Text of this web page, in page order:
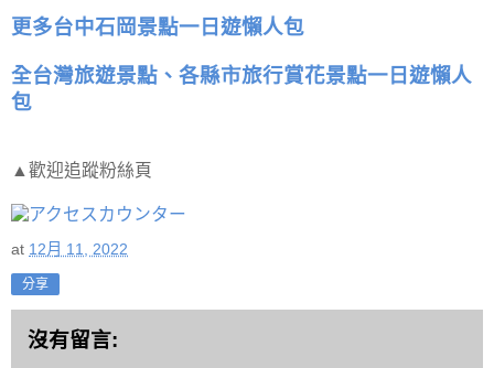
更多台中石岡景點一日遊懶人包
全台灣旅遊景點、各縣市旅行賞花景點一日遊懶人
包
▲歡迎追蹤粉絲頁
at 12月 11, 2022
分享
沒有留言: